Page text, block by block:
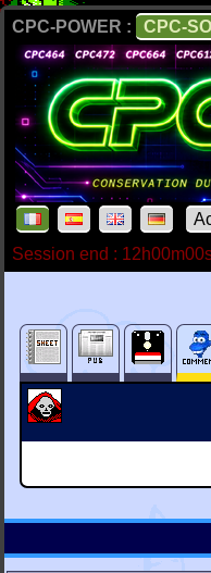
CPC-POWER : CPC-
Session end :